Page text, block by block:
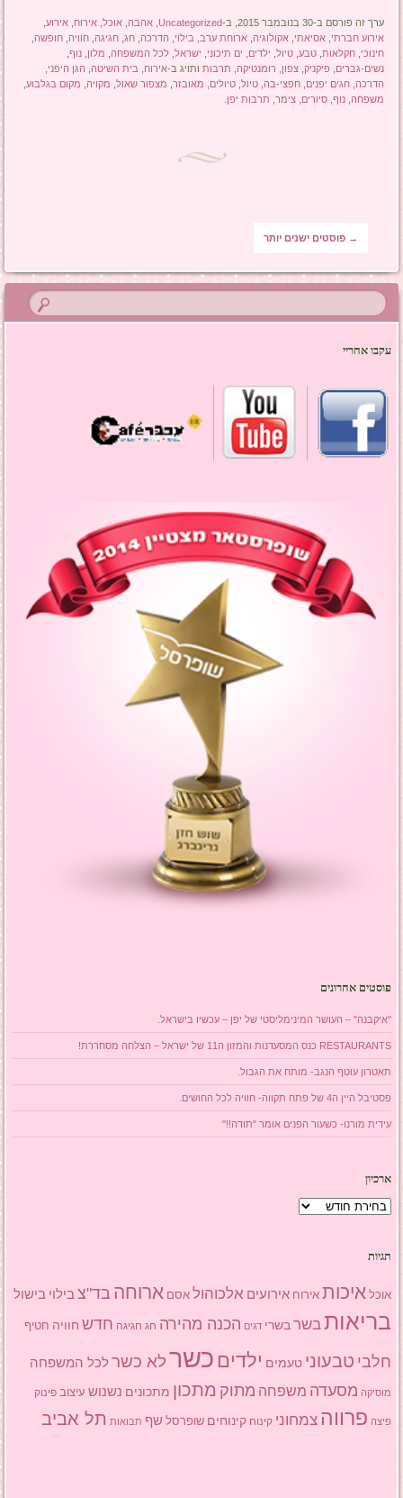
ערך זה פורסם ב-30 בנובמבר 2015, ב- Uncategorized
,אהבה ,אוכל ,אירוח ,אירוע
אירוע חברתי ,אסיאתי ,אקולוגיה ,ארוחת ערב בילוי הדרכה ,חג ,חגיגה ,חוויה ,חופשה
חינוכי ,חקלאות ,טבע ,טיול ילדים ים תיכוני ישראל ,לכל המשפחה מלון ,נוף
נשים-גברים
פיקניק ,צפון רומנטיקה תרבות ותויג ב-אירוח בית השיטה הגן היפני
הדרכה ,חגים יפנים ,חפצי-בה ,טיול ,טיולים מאובזר מצפור שאול מקויה מקום בגלבוע
משפחה ,נוף ,סיורים ,צימר תרבות יפן
ניווט בפוסטים
→ פוסטים ישנים יותר
עקבו אחריי
פוסטים אחרונים
"איקבנה" – העושר המינימליסטי של יפן – עכשיו בישראל.
RESTAURANTS כנס המסעדנות והמזון ה11 של ישראל – הצלחה מסחררת!
תאטרון עוטף הנגב- מותח את הגבול.
פסטיבל היין ה4 של פתח תקווה- חוויה לכל החושים.
עידית מורנו- כשעור הפנים אומר "תודה!!"
ארכיון
ארכיון
תגיות
אוכל איכות אירוח אירועים אלכוהול אסם ארוחה בד"צ בילוי בישול
בריאותבשר בשרי דגים הכנה מהירה חג חגיגה חדש חוויה חטיף
חלבי טבעוני טעמים ילדים כשרלא כשר לכל המשפחה
מוסיקה מסעדה משפחה מתוק מתכון מתכונים נשנוש עיצוב פינוק
פיצה פרווה צמחוני קינוח קינוחים שופרסל שף תבואות תל אביב